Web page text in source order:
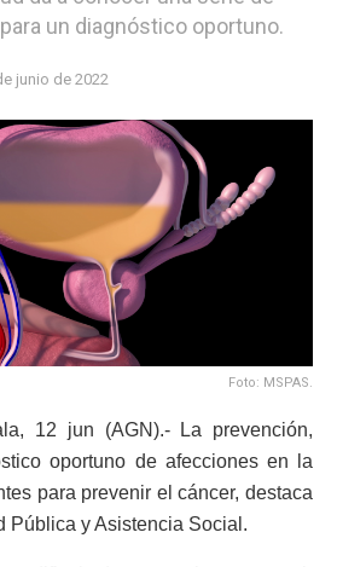
un diagnóstico oportuno.
junio de 2022
Foto: MSPAS.
12 jun (AGN).- La prevención,
oportuno de afecciones en la
para prevenir el cáncer, destaca
Pública y Asistencia Social.